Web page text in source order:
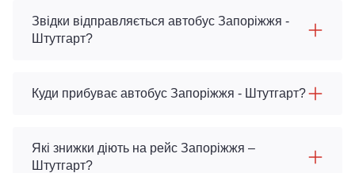
Звідки відправляється автобус Запоріжжя -
Штутгарт?
Куди прибуває автобус Запоріжжя - Штутгарт?
Які знижки діють на рейс Запоріжжя –
Штутгарт?